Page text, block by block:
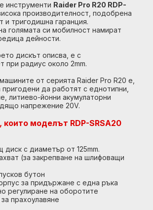
инструменти Raider Pro R20 RDP-
производителност, подобрена
и тригодишна гаранция.
голямата си мобилност намират
дейности.
дискът описва, е с
при радиус около 2mm.
от серията Raider Pro R20 е,
пригодени да работят с еднотипни,
литиево-йонни акумулаторни
напрежение 20V.
моделът RDP-SRSA20
с диаметър от 125mm.
(за закрепване на шлифоващи
бутон
за придържане с една ръка
регулиране на оборотите
прахоулавяне